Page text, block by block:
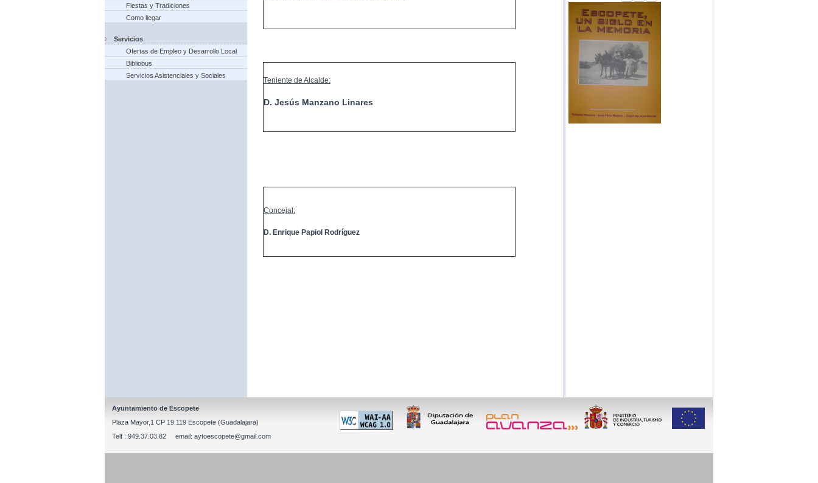
Fiestas y Tradiciones
Como llegar
Servicios
Ofertas de Empleo y Desarrollo Local
Bibliobus
Servicios Asistenciales y Sociales
Teniente de Alcalde:
D. Jesús Manzano Linares
Concejal:
D. Enrique Papiol Rodríguez
Ayuntamiento de Escopete
Plaza Mayor,1 CP 19.119 Escopete (Guadalajara)
Telf : 949.37.03.82 email: aytoescopete@gmail.com